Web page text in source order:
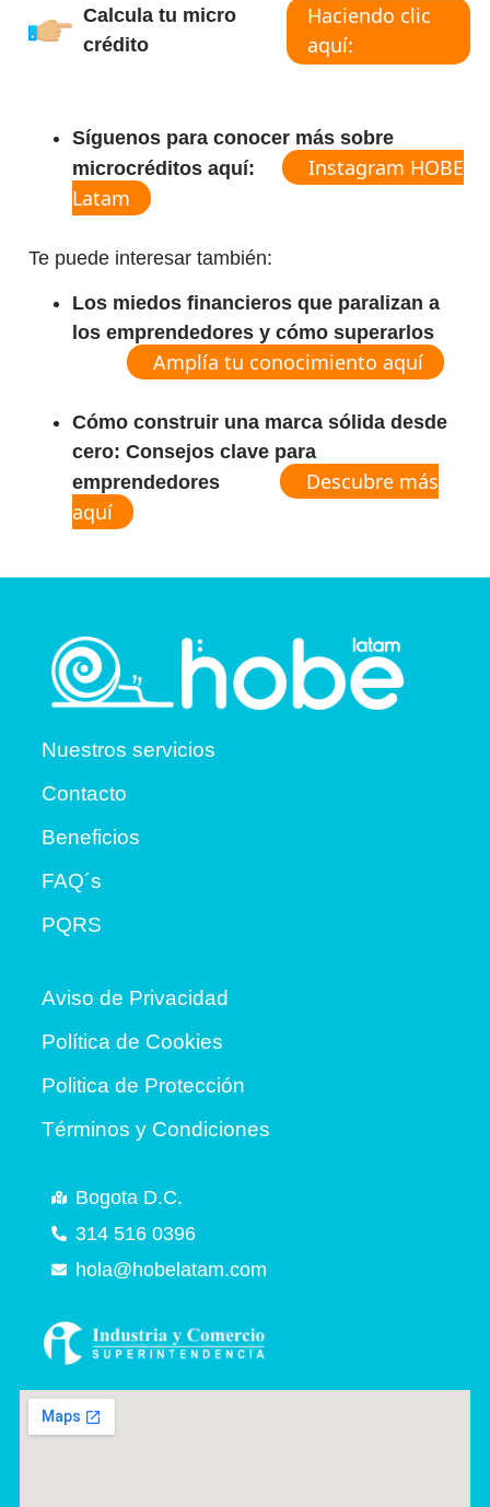
Calcula tu micro
crédito
Haciendo clic
aquí:
Síguenos para conocer más sobre
microcréditos aquí:
Instagram HOBE
Latam
Te puede interesar también:
Los miedos financieros que paralizan a
los emprendedores y cómo superarlos
Amplía tu conocimiento aquí
Cómo construir una marca sólida desde
cero: Consejos clave para
emprendedores
Descubre más
aquí
Nuestros servicios
Contacto
Beneficios
FAQ´s
PQRS
Aviso de Privacidad
Política de Cookies
Politica de Protección
Términos y Condiciones
Bogota D.C.
314 516 0396
hola@hobelatam.com